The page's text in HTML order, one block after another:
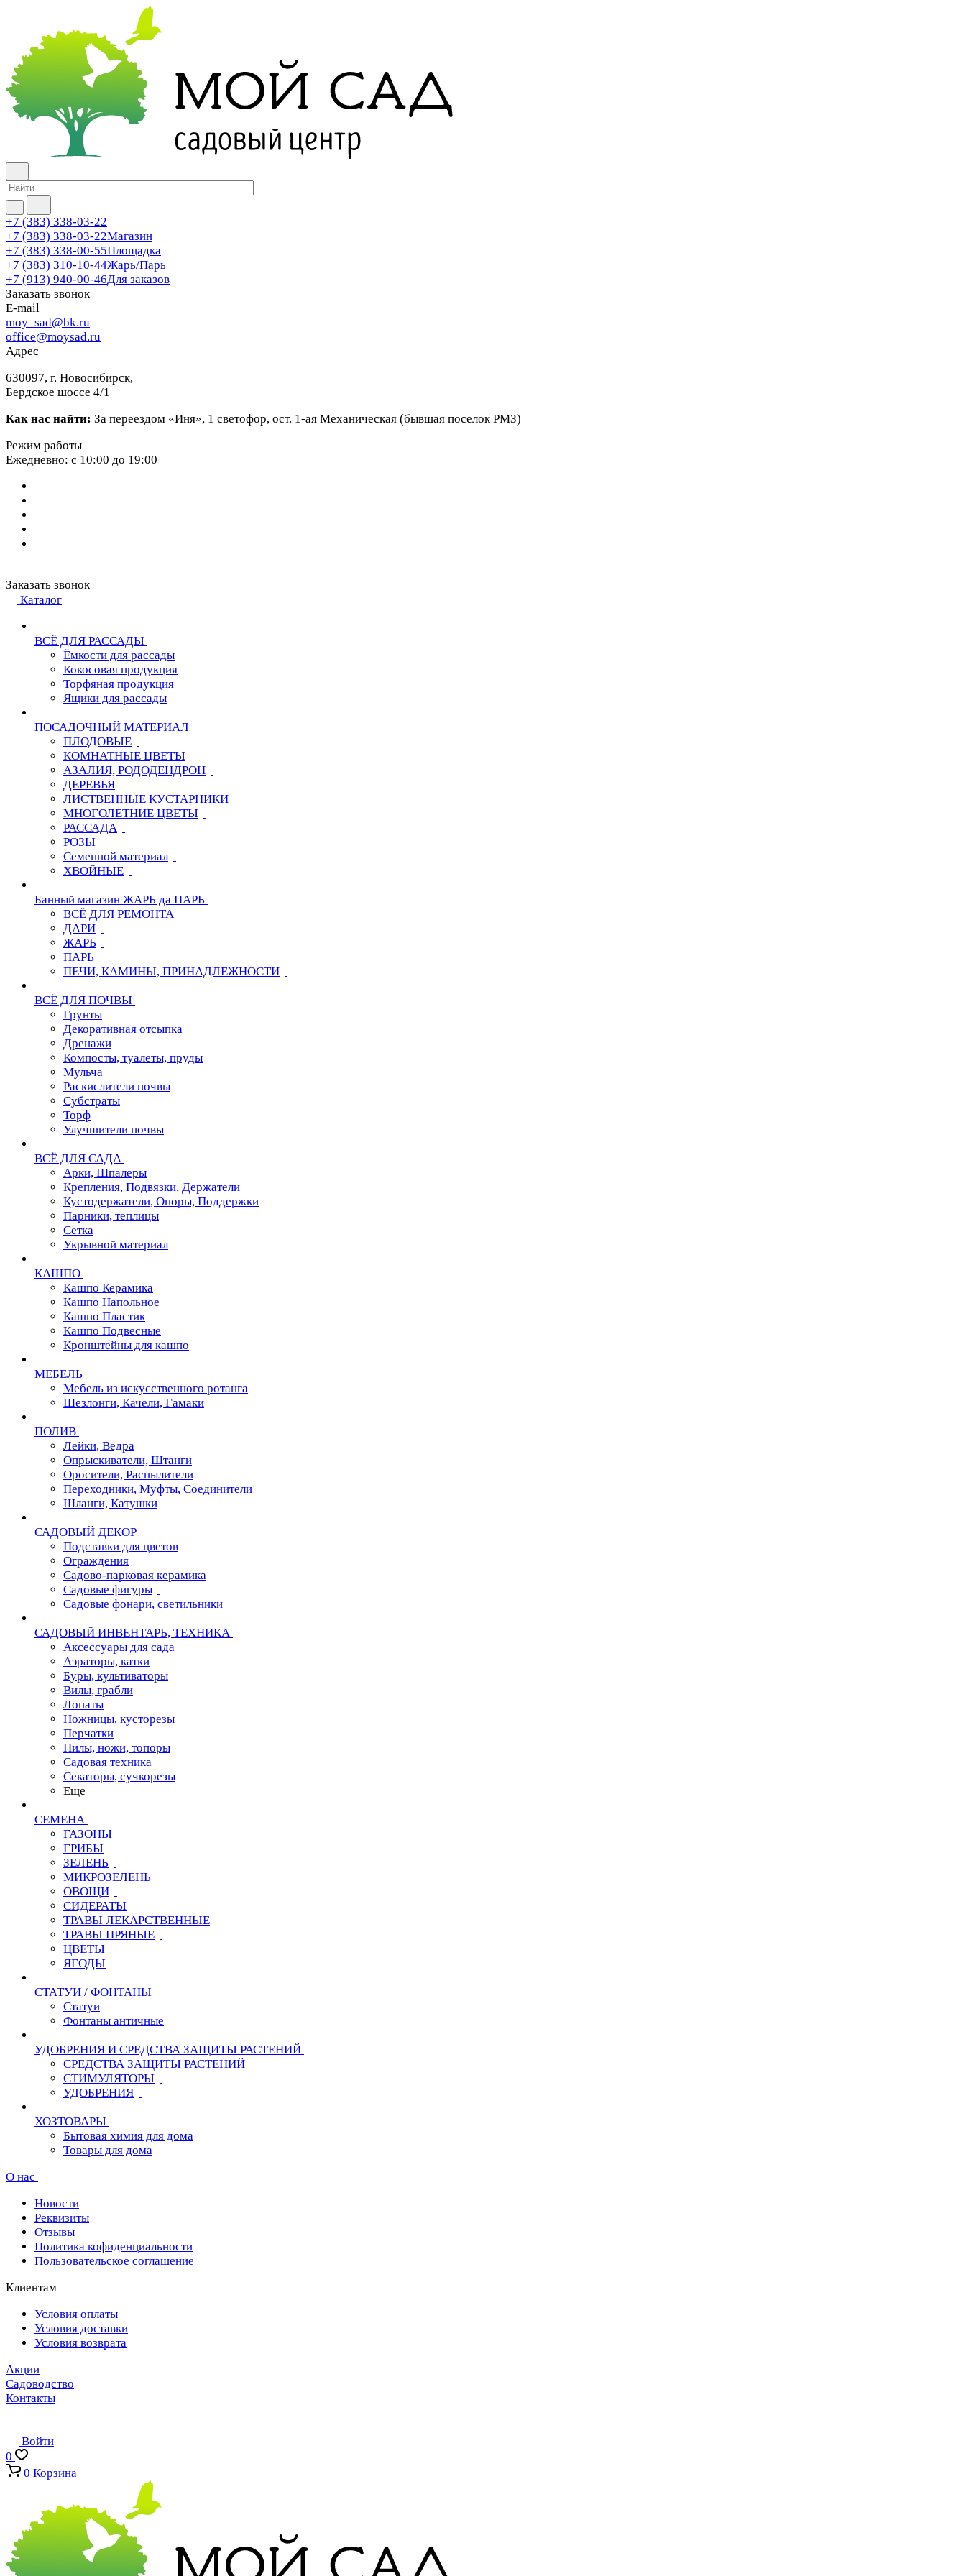
+7 (383) 338-03-22
+7 (383) 338-03-22Магазин
+7 (383) 338-00-55Площадка
+7 (383) 310-10-44Жарь/Парь
+7 (913) 940-00-46Для заказов
Заказать звонок
E-mail
moy_sad@bk.ru
office@moysad.ru
Адрес
630097, г. Новосибирск,
Бердское шоссе 4/1
Как нас найти: За переездом «Иня», 1 светофор, ост. 1-ая Механическая (бывшая поселок РМЗ)
Режим работы
Ежедневно: с 10:00 до 19:00
Заказать звонок
Каталог
ВСЁ ДЛЯ РАССАДЫ
Ёмкости для рассады
Кокосовая продукция
Торфяная продукция
Ящики для рассады
ПОСАДОЧНЫЙ МАТЕРИАЛ
ПЛОДОВЫЕ
КОМНАТНЫЕ ЦВЕТЫ
АЗАЛИЯ, РОДОДЕНДРОН
ДЕРЕВЬЯ
ЛИСТВЕННЫЕ КУСТАРНИКИ
МНОГОЛЕТНИЕ ЦВЕТЫ
РАССАДА
РОЗЫ
Семенной материал
ХВОЙНЫЕ
Банный магазин ЖАРЬ да ПАРЬ
ВСЁ ДЛЯ РЕМОНТА
ДАРИ
ЖАРЬ
ПАРЬ
ПЕЧИ, КАМИНЫ, ПРИНАДЛЕЖНОСТИ
ВСЁ ДЛЯ ПОЧВЫ
Грунты
Декоративная отсыпка
Дренажи
Компосты, туалеты, пруды
Мульча
Раскислители почвы
Субстраты
Торф
Улучшители почвы
ВСЁ ДЛЯ САДА
Арки, Шпалеры
Крепления, Подвязки, Держатели
Кустодержатели, Опоры, Поддержки
Парники, теплицы
Сетка
Укрывной материал
КАШПО
Кашпо Керамика
Кашпо Напольное
Кашпо Пластик
Кашпо Подвесные
Кронштейны для кашпо
МЕБЕЛЬ
Мебель из искусственного ротанга
Шезлонги, Качели, Гамаки
ПОЛИВ
Лейки, Ведра
Опрыскиватели, Штанги
Оросители, Распылители
Переходники, Муфты, Соединители
Шланги, Катушки
САДОВЫЙ ДЕКОР
Подставки для цветов
Ограждения
Садово-парковая керамика
Садовые фигуры
Садовые фонари, светильники
САДОВЫЙ ИНВЕНТАРЬ, ТЕХНИКА
Аксессуары для сада
Аэраторы, катки
Буры, культиваторы
Вилы, грабли
Лопаты
Ножницы, кусторезы
Перчатки
Пилы, ножи, топоры
Садовая техника
Секаторы, сучкорезы
Еще
СЕМЕНА
ГАЗОНЫ
ГРИБЫ
ЗЕЛЕНЬ
МИКРОЗЕЛЕНЬ
ОВОЩИ
СИДЕРАТЫ
ТРАВЫ ЛЕКАРСТВЕННЫЕ
ТРАВЫ ПРЯНЫЕ
ЦВЕТЫ
ЯГОДЫ
СТАТУИ / ФОНТАНЫ
Статуи
Фонтаны античные
УДОБРЕНИЯ И СРЕДСТВА ЗАЩИТЫ РАСТЕНИЙ
СРЕДСТВА ЗАЩИТЫ РАСТЕНИЙ
СТИМУЛЯТОРЫ
УДОБРЕНИЯ
ХОЗТОВАРЫ
Бытовая химия для дома
Товары для дома
О нас
Новости
Реквизиты
Отзывы
Политика кофиденциальности
Пользовательское соглашение
Клиентам
Условия оплаты
Условия доставки
Условия возврата
Акции
Садоводство
Контакты
Войти
0
0 Корзина